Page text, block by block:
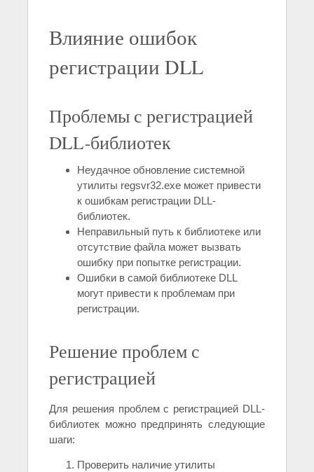
Влияние ошибок
регистрации DLL
Проблемы с регистрацией
DLL-библиотек
Неудачное обновление системной
утилиты regsvr32.exe может привести
к ошибкам регистрации DLL-
библиотек.
Неправильный путь к библиотеке или
отсутствие файла может вызвать
ошибку при попытке регистрации.
Ошибки в самой библиотеке DLL
могут привести к проблемам при
регистрации.
Решение проблем с
регистрацией
Для решения проблем с регистрацией DLL-
библиотек можно предпринять следующие
шаги:
Проверить наличие утилиты